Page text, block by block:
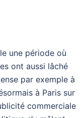
une période où
ont aussi lâché
par exemple à
à Paris sur
commerciale